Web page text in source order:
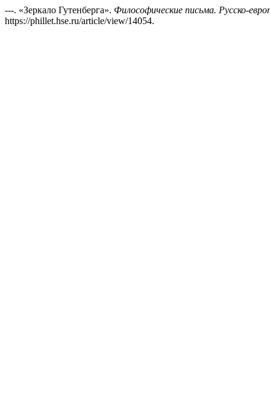
---. «Зеркало Гутенберга». Философические письма. Русско-
https://phillet.hse.ru/article/view/14054.